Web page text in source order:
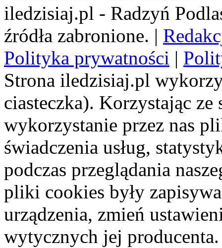
iledzisiaj.pl - Radzyń
źródła zabronione. |
Polityka prywatności |
Strona iledzisiaj.pl
ciasteczka). Korzystając
wykorzystanie przez nas
świadczenia usług,
podczas przeglądania
pliki cookies były
urządzenia, zmień
wytycznych jej producenta.